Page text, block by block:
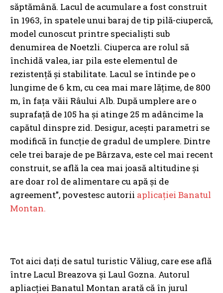
săptămână. Lacul de acumulare a fost construit
în 1963, în spatele unui baraj de tip pilă-ciupercă,
model cunoscut printre specialişti sub
denumirea de Noetzli. Ciuperca are rolul să
închidă valea, iar pila este elementul de
rezistenţă şi stabilitate. Lacul se întinde pe o
lungime de 6 km, cu cea mai mare lăţime, de 800
m, în faţa văii Râului Alb. După umplere are o
suprafaţă de 105 ha şi atinge 25 m adâncime la
capătul dinspre zid. Desigur, aceşti parametri se
modifică în funcţie de gradul de umplere. Dintre
cele trei baraje de pe Bârzava, este cel mai recent
construit, se află la cea mai joasă altitudine şi
are doar rol de alimentare cu apă şi de
agreement”, povestesc autorii aplicaţiei Banatul
Montan.
Tot aici daţi de satul turistic Văliug, care ese află
între Lacul Breazova şi Laul Gozna. Autorul
apliacţiei Banatul Montan arată că în jurul